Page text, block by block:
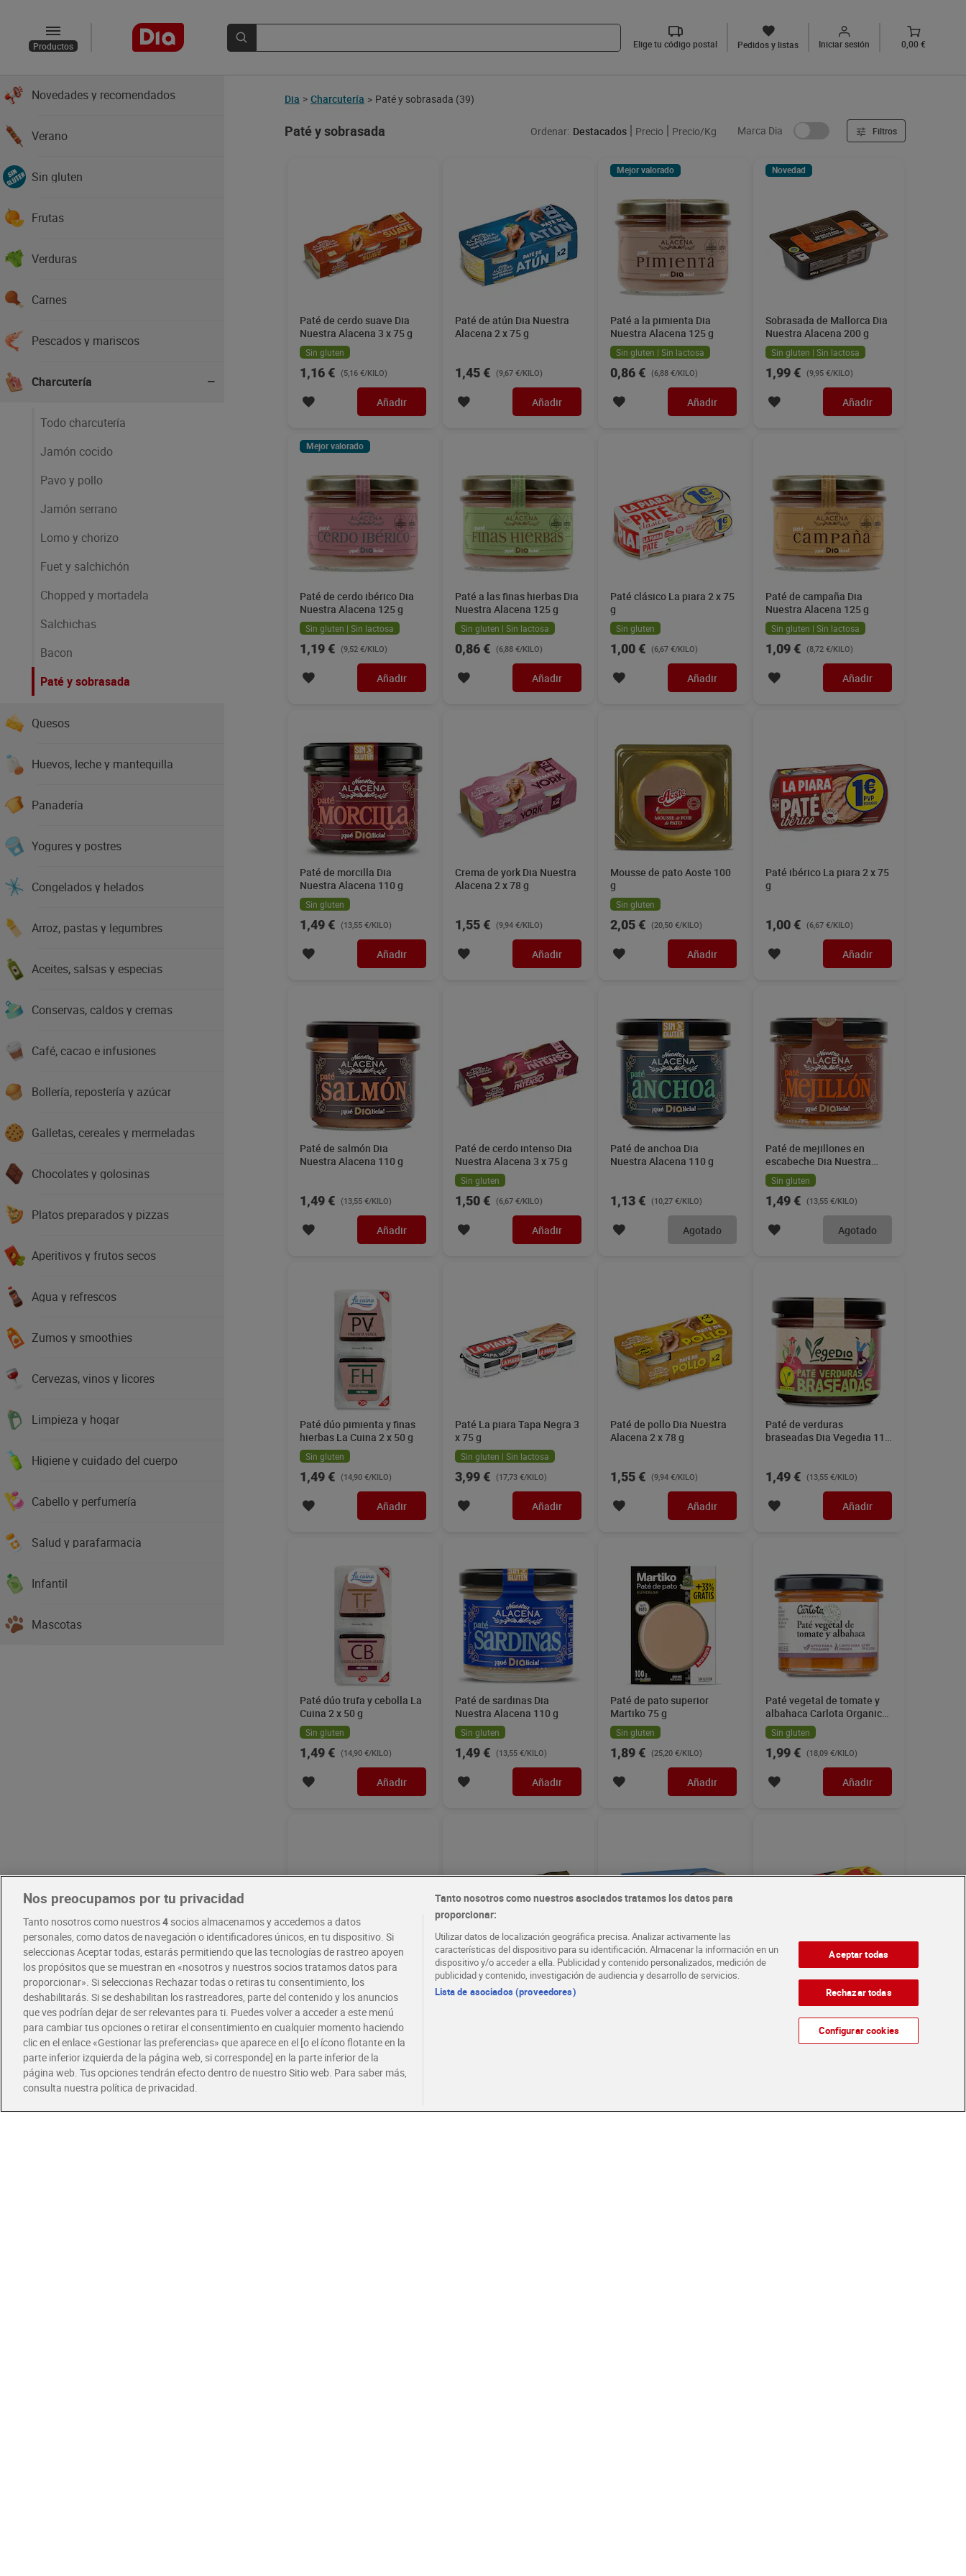
Productos Elige tu código postal Pedidos y listas Iniciar sesión 0,00 €
Novedades y recomendados
Verano
Sin gluten
Frutas
Verduras
Carnes
Pescados y mariscos
Charcutería
Todo charcutería
Jamón cocido
Pavo y pollo
Jamón serrano
Lomo y chorizo
Fuet y salchichón
Chopped y mortadela
Salchichas
Bacon
Paté y sobrasada
Quesos
Huevos, leche y mantequilla
Panadería
Yogures y postres
Congelados y helados
Arroz, pastas y legumbres
Aceites, salsas y especias
Conservas, caldos y cremas
Café, cacao e infusiones
Bollería, repostería y azúcar
Galletas, cereales y mermeladas
Chocolates y golosinas
Platos preparados y pizzas
Aperitivos y frutos secos
Agua y refrescos
Zumos y smoothies
Cervezas, vinos y licores
Limpieza y hogar
Higiene y cuidado del cuerpo
Cabello y perfumería
Salud y parafarmacia
Infantil
Mascotas
Ofertas
Dia > Charcutería > Paté y sobrasada (39)
Paté y sobrasada Ordenar: Destacados Precio Precio/Kg Marca Dia Filtros
Paté de cerdo suave Dia
Nuestra Alacena 3 x 75 g
Sin gluten
1,16 € (5,16 €/KILO)
Añadir
Paté de atún Dia Nuestra
Alacena 2 x 75 g
1,45 € (9,67 €/KILO)
Añadir
Mejor valorado
Paté a la pimienta Dia
Nuestra Alacena 125 g
Sin gluten | Sin lactosa
0,86 € (6,88 €/KILO)
Añadir
Novedad
Sobrasada de Mallorca Dia
Nuestra Alacena 200 g
Sin gluten | Sin lactosa
1,99 € (9,95 €/KILO)
Añadir
Mejor valorado
Paté de cerdo ibérico Dia
Nuestra Alacena 125 g
Sin gluten | Sin lactosa
1,19 € (9,52 €/KILO)
Añadir
Paté a las finas hierbas Dia
Nuestra Alacena 125 g
Sin gluten | Sin lactosa
0,86 € (6,88 €/KILO)
Añadir
Paté clásico La piara 2 x 75
g
Sin gluten
1,00 € (6,67 €/KILO)
Añadir
Paté de campaña Dia
Nuestra Alacena 125 g
Sin gluten | Sin lactosa
1,09 € (8,72 €/KILO)
Añadir
Paté de morcilla Dia
Nuestra Alacena 110 g
Sin gluten
1,49 € (13,55 €/KILO)
Añadir
Crema de york Dia Nuestra
Alacena 2 x 78 g
1,55 € (9,94 €/KILO)
Añadir
Mousse de pato Aoste 100
g
Sin gluten
2,05 € (20,50 €/KILO)
Añadir
Paté ibérico La piara 2 x 75
g
1,00 € (6,67 €/KILO)
Añadir
Paté de salmón Dia
Nuestra Alacena 110 g
1,49 € (13,55 €/KILO)
Añadir
Paté de cerdo intenso Dia
Nuestra Alacena 3 x 75 g
Sin gluten
1,50 € (6,67 €/KILO)
Añadir
Paté de anchoa Dia
Nuestra Alacena 110 g
1,13 € (10,27 €/KILO)
Agotado
Paté de mejillones en
escabeche Dia Nuestra
Alacena 110 g
Sin gluten
1,49 € (13,55 €/KILO)
Agotado
Paté dúo pimienta y finas
hierbas La Cuina 2 x 50 g
Sin gluten
1,49 € (14,90 €/KILO)
Añadir
Paté La piara Tapa Negra 3
x 75 g
Sin gluten | Sin lactosa
3,99 € (17,73 €/KILO)
Añadir
Paté de pollo Dia Nuestra
Alacena 2 x 78 g
1,55 € (9,94 €/KILO)
Añadir
Paté de verduras
braseadas Dia Vegedia 110
1,49 € (13,55 €/KILO)
Añadir
Paté dúo trufa y cebolla La
Cuina 2 x 50 g
Sin gluten
1,49 € (14,90 €/KILO)
Añadir
Paté de sardinas Dia
Nuestra Alacena 110 g
Sin gluten
1,49 € (13,55 €/KILO)
Añadir
Paté de pato superior
Martiko 75 g
Sin gluten
1,89 € (25,20 €/KILO)
Añadir
Paté vegetal de tomate y
albahaca Carlota Organic
110 g
Sin gluten
1,99 € (18,09 €/KILO)
Añadir
Paté clásico Mina 3 x 80 g
Sin gluten | Sin lactosa
2,19 € (9,13 €/KILO)
Añadir
Paté de cerdo ibérico Argal
3 x 83 g
Crema de atún suave La
Paté a la trufa La piara 2 x
Sin gluten
(3,33 €/KILO)
Nos preocupamos por tu privacidad
Tanto nosotros como nuestros4socios almacenamos y accedemos a datos
personales, como datos de navegación o identificadores únicos, en tu dispositivo. Si
seleccionas Aceptar todas, estarás permitiendo que las tecnologías de rastreo apoyen
los propósitos que se muestran en «nosotros y nuestros socios tratamos datos para
proporcionar». Si seleccionas Rechazar todas o retiras tu consentimiento, los
deshabilitarás. Si se deshabilitan los rastreadores, parte del contenido y los anuncios
que ves podrían dejar de ser relevantes para ti. Puedes volver a acceder a este menú
para cambiar tus opciones o retirar el consentimiento en cualquier momento haciendo
clic en el enlace «Gestionar las preferencias» que aparece en el [o el ícono flotante en la
parte inferior izquierda de la página web, si corresponde] en la parte inferior de la
página web. Tus opciones tendrán efecto dentro de nuestro Sitio web. Para saber más,
consulta nuestra política de privacidad.
Tanto nosotros como nuestros asociados tratamos los datos para
proporcionar:
Utilizar datos de localización geográfica precisa. Analizar activamente las
características del dispositivo para su identificación. Almacenar la información en un
dispositivo y/o acceder a ella. Publicidad y contenido personalizados, medición de
publicidad y contenido, investigación de audiencia y desarrollo de servicios.
Lista de asociados (proveedores)
Aceptar todas
Rechazar todas
Configurar cookies